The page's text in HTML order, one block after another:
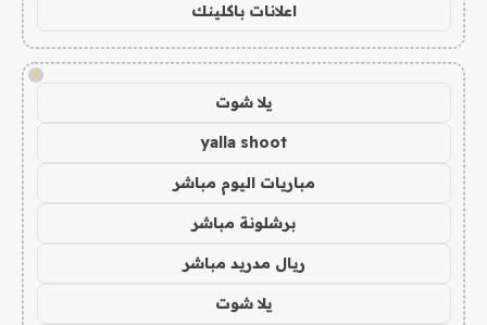
اعلانات باكلينك
!
يلا شوت
yalla shoot
مباريات اليوم مباشر
برشلونة مباشر
ريال مدريد مباشر
يلا شوت